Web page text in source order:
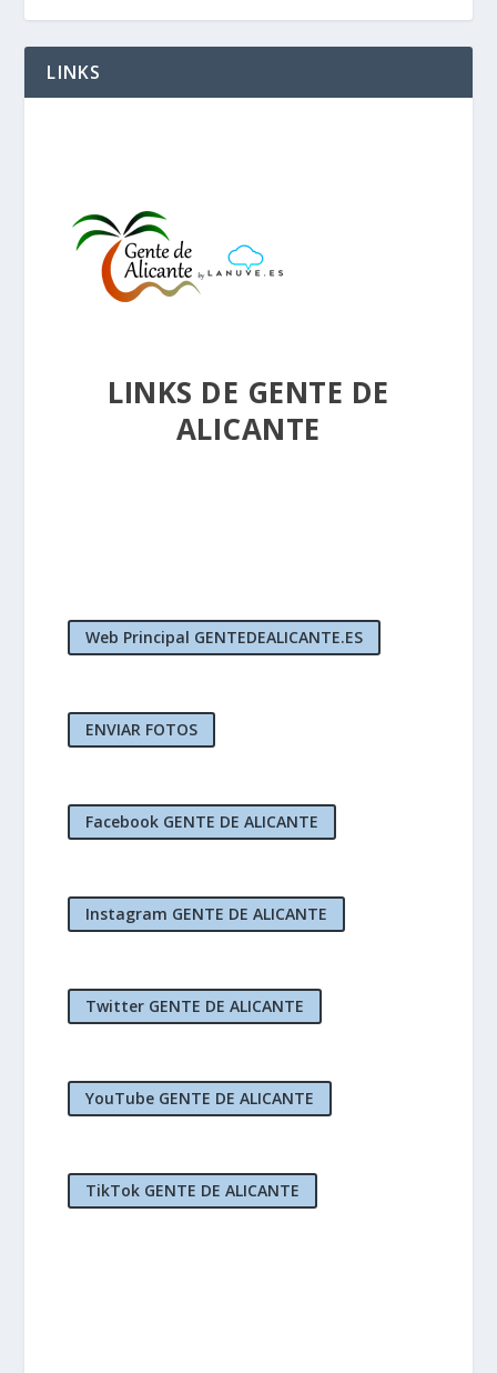
LINKS
LINKS DE GENTE DE
ALICANTE
Web Principal GENTEDEALICANTE.ES
ENVIAR FOTOS
Facebook GENTE DE ALICANTE
Instagram GENTE DE ALICANTE
Twitter GENTE DE ALICANTE
YouTube GENTE DE ALICANTE
TikTok GENTE DE ALICANTE